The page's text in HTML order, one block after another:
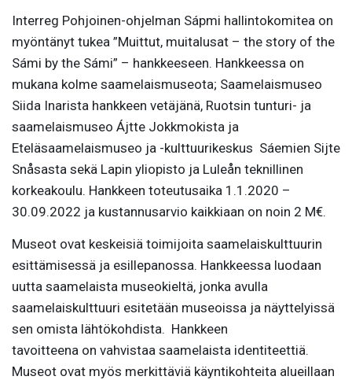
Interreg Pohjoinen-ohjelman Sápmi hallintokomitea on
myöntänyt tukea ”Muittut, muitalusat – the story of the
Sámi by the Sámi” – hankkeeseen. Hankkeessa on
mukana kolme saamelaismuseota; Saamelaismuseo
Siida Inarista hankkeen vetäjänä, Ruotsin tunturi- ja
saamelaismuseo Ájtte Jokkmokista ja
Eteläsaamelaismuseo ja -kulttuurikeskus Sáemien Sijte
Snåsasta sekä Lapin yliopisto ja Luleån teknillinen
korkeakoulu. Hankkeen toteutusaika 1.1.2020 –
30.09.2022 ja kustannusarvio kaikkiaan on noin 2 M€.
Museot ovat keskeisiä toimijoita saamelaiskulttuurin
esittämisessä ja esillepanossa. Hankkeessa luodaan
uutta saamelaista museokieltä, jonka avulla
saamelaiskulttuuri esitetään museoissa ja näyttelyissä
sen omista lähtökohdista. Hankkeen
tavoitteena on vahvistaa saamelaista identiteettiä.
Museot ovat myös merkittäviä käyntikohteita alueillaan